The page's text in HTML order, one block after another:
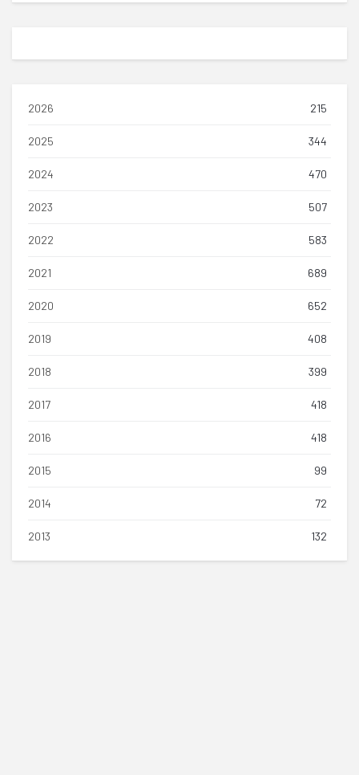
2026 215
2025 344
2024 470
2023 507
2022 583
2021 689
2020 652
2019 408
2018 399
2017 418
2016 418
2015 99
2014 72
2013 132